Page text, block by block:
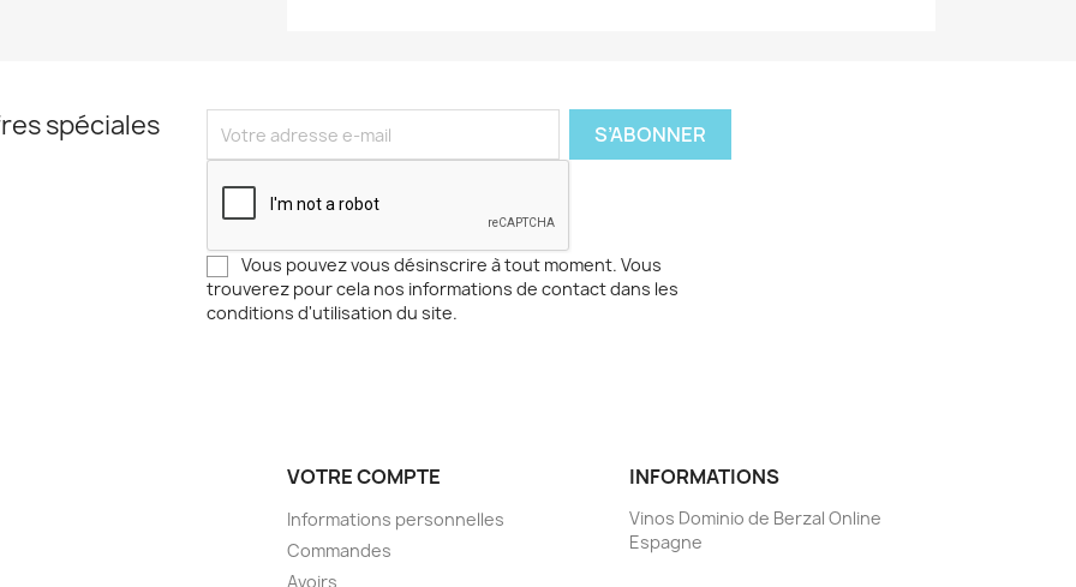
spéciales
Vous pouvez vous désinscrire à tout moment. Vous
trouverez pour cela nos informations de contact dans les
conditions d'utilisation du site.
VOTRE COMPTE
Informations personnelles
Commandes
Avoirs
INFORMATIONS
Vinos Dominio de Berzal Online
Espagne